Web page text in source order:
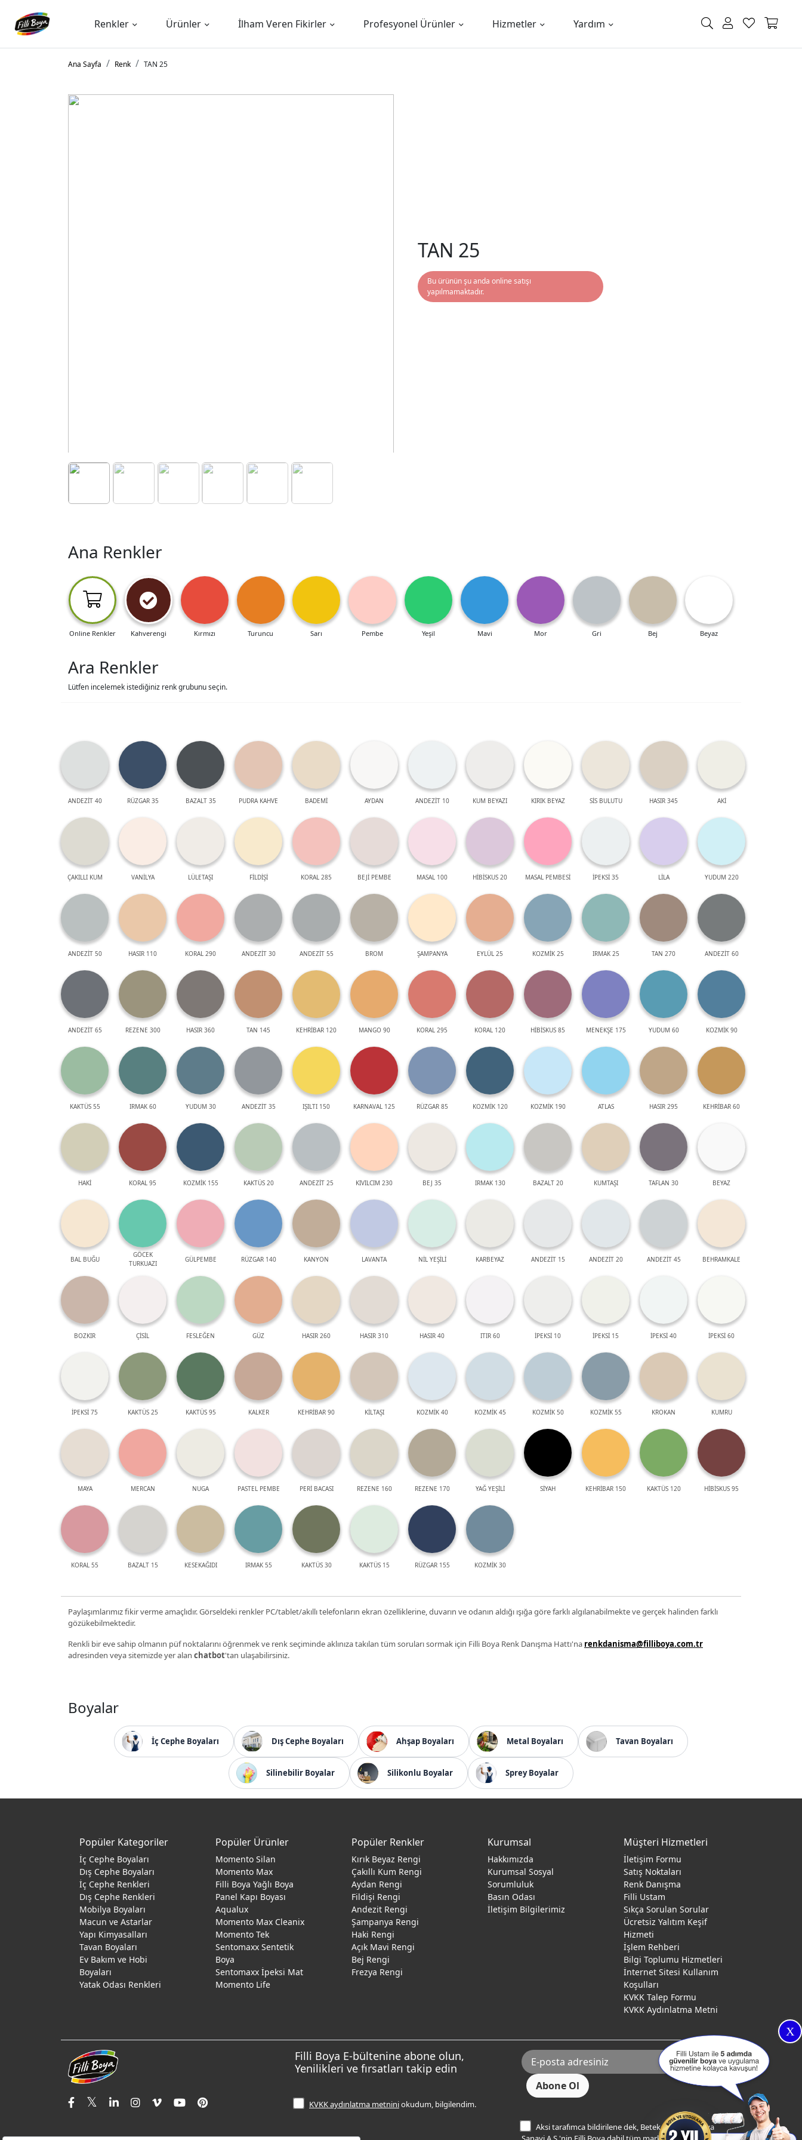
Renkler Ürünler İlham Veren Fikirler Profesyonel Ürünler Hizmetler Yardım
Ana Sayfa Renk TAN 25
TAN 25
Bu ürünün şu anda online satışı
yapılmamaktadır.
Ana Renkler
Online Renkler Kahverengi Kırmızı Turuncu Sarı Pembe Yeşil Mavi Mor Gri Bej Beyaz
Ara Renkler
Lütfen incelemek istediğiniz renk grubunu seçin.
ANDEZİT 40 RÜZGAR 35 BAZALT 35 PUDRA KAHVE BADEMİ AYDAN ANDEZİT 10 KUM BEYAZI KIRIK BEYAZ SİS BULUTU HASIR 345 AKİ
ÇAKILLI KUM VANİLYA LÜLETAŞI FİLDİŞİ KORAL 285 BEJİ PEMBE MASAL 100 HİBİSKUS 20 MASAL PEMBESİ İPEKSİ 35 LİLA YUDUM 220
ANDEZİT 50 HASIR 110 KORAL 290 ANDEZİT 30 ANDEZİT 55 BROM ŞAMPANYA EYLÜL 25 KOZMİK 25 IRMAK 25 TAN 270 ANDEZİT 60
ANDEZİT 65 REZENE 300 HASIR 360 TAN 145 KEHRİBAR 120 MANGO 90 KORAL 295 KORAL 120 HİBİSKUS 85 MENEKŞE 175 YUDUM 60 KOZMİK 90
KAKTÜS 55 IRMAK 60 YUDUM 30 ANDEZİT 35 IŞILTI 150 KARNAVAL 125 RÜZGAR 85 KOZMİK 120 KOZMİK 190 ATLAS HASIR 295 KEHRİBAR 60
HAKİ KORAL 95 KOZMİK 155 KAKTÜS 20 ANDEZİT 25 KIVILCIM 230 BEJ 35 IRMAK 130 BAZALT 20 KUMTAŞI TAFLAN 30 BEYAZ
BAL BUĞU
GÖCEK
TURKUAZI
GÜLPEMBE RÜZGAR 140 KANYON LAVANTA NİL YEŞİLİ KARBEYAZ ANDEZİT 15 ANDEZİT 20 ANDEZİT 45 BEHRAMKALE
BOZKIR ÇİSİL FESLEĞEN GÜZ HASIR 260 HASIR 310 HASIR 40 ITIR 60 İPEKSİ 10 İPEKSİ 15 İPEKSİ 40 İPEKSİ 60
İPEKSİ 75 KAKTÜS 25 KAKTÜS 95 KALKER KEHRİBAR 90 KİLTAŞI KOZMİK 40 KOZMİK 45 KOZMİK 50 KOZMİK 55 KROKAN KUMRU
MAYA MERCAN NUGA PASTEL PEMBE PERİ BACASI REZENE 160 REZENE 170 YAĞ YEŞİLİ SİYAH KEHRİBAR 150 KAKTÜS 120 HİBİSKUS 95
KORAL 55 BAZALT 15 KESEKAĞIDI IRMAK 55 KAKTÜS 30 KAKTÜS 15 RÜZGAR 155 KOZMİK 30
Paylaşımlarımız fikir verme amaçlıdır. Görseldeki renkler PC/tablet/akıllı telefonların ekran özelliklerine, duvarın ve odanın aldığı ışığa göre farklı algılanabilmekte ve gerçek halinden farklı
gözükebilmektedir.
Renkli bir eve sahip olmanın püf noktalarını öğrenmek ve renk seçiminde aklınıza takılan tüm soruları sormak için Filli Boya Renk Danışma Hattı'na renkdanisma@filliboya.com.tr
adresinden veya sitemizde yer alan chatbot'tan ulaşabilirsiniz.
Boyalar
İç Cephe Boyaları Dış Cephe Boyaları Ahşap Boyaları Metal Boyaları Tavan Boyaları
Silinebilir Boyalar Silikonlu Boyalar Sprey Boyalar
X
Popüler Kategoriler
İç Cephe Boyaları
Dış Cephe Boyaları
İç Cephe Renkleri
Dış Cephe Renkleri
Mobilya Boyaları
Macun ve Astarlar
Yapı Kimyasalları
Tavan Boyaları
Ev Bakım ve Hobi
Boyaları
Yatak Odası Renkleri
Popüler Ürünler
Momento Silan
Momento Max
Filli Boya Yağlı Boya
Panel Kapı Boyası
Aqualux
Momento Max Cleanix
Momento Tek
Sentomaxx Sentetik
Boya
Sentomaxx İpeksi Mat
Momento Life
Popüler Renkler
Kırık Beyaz Rengi
Çakıllı Kum Rengi
Aydan Rengi
Fildişi Rengi
Andezit Rengi
Şampanya Rengi
Haki Rengi
Açık Mavi Rengi
Bej Rengi
Frezya Rengi
Kurumsal
Hakkımızda
Kurumsal Sosyal
Sorumluluk
Basın Odası
İletişim Bilgilerimiz
Müşteri Hizmetleri
İletişim Formu
Satış Noktaları
Renk Danışma
Filli Ustam
Sıkça Sorulan Sorular
Ücretsiz Yalıtım Keşif
Hizmeti
İşlem Rehberi
Bilgi Toplumu Hizmetleri
İnternet Sitesi Kullanım
Koşulları
KVKK Talep Formu
KVKK Aydınlatma Metni
Filli Boya E-bültenine abone olun,
Yenilikleri ve fırsatları takip edin
KVKK aydınlatma metniniokudum, bilgilendim.
Aksi tarafımca bildirilene dek, Betek Boya ve Kimya